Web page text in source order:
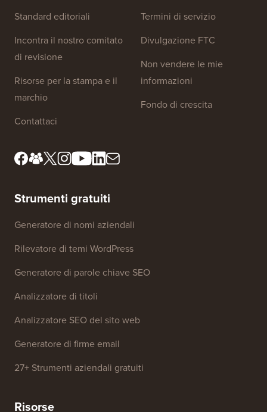
Standard editoriali
Incontra il nostro comitato
di revisione
Risorse per la stampa e il
marchio
Contattaci
Termini di servizio
Divulgazione FTC
Non vendere le mie
informazioni
Fondo di crescita
Strumenti gratuiti
Generatore di nomi aziendali
Rilevatore di temi WordPress
Generatore di parole chiave SEO
Analizzatore di titoli
Analizzatore SEO del sito web
Generatore di firme email
27+ Strumenti aziendali gratuiti
Risorse